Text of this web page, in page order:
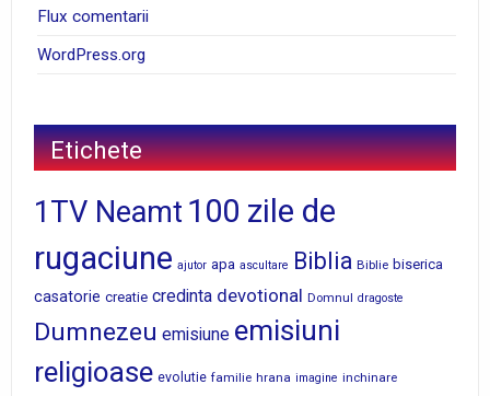
Flux comentarii
WordPress.org
Etichete
1TV Neamt 100 zile de
rugaciune ajutor apa ascultare Biblia Biblie biserica
casatorie creatie credinta devotional Domnul dragoste
Dumnezeu emisiune emisiuni
religioase evolutie familie hrana imagine inchinare